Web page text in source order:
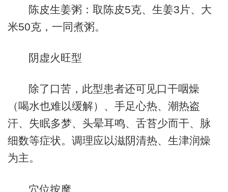
陈皮生姜粥：取陈皮5克、生姜3片、大
米50克，一同煮粥。
阴虚火旺型
除了口苦，此型患者还可见口干咽燥
（喝水也难以缓解）、手足心热、潮热盗
汗、失眠多梦、头晕耳鸣、舌苔少而干、脉
细数等症状。调理应以滋阴清热、生津润燥
为主。
穴位按摩